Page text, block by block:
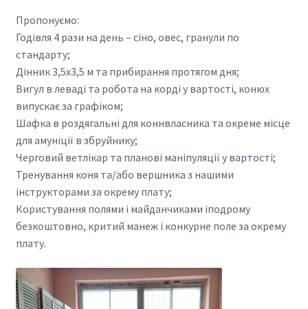
Пропонуємо:
Годівля 4 рази на день – сіно, овес, гранули по
стандарту;
Дінник 3,5х3,5 м та прибирання протягом дня;
Вигул в леваді та робота на корді у вартості, конюх
випускає за графіком;
Шафка в роздягальні для коннвласника та окреме місце
для амуніції в збруйнику;
Черговий ветлікар та планові маніпуляції у вартості;
Тренування коня та/або вершника з нашими
інструкторами за окрему плату;
Користування полями і майданчиками іподрому
безкоштовно, критий манеж і конкурне поле за окрему
плату.